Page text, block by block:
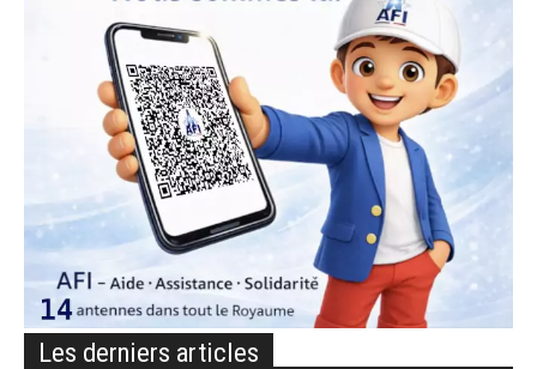
Les derniers articles